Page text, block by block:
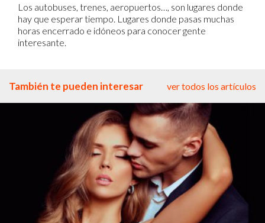
Los autobuses, trenes, aeropuertos…, son lugares donde
hay que esperar tiempo. Lugares donde pasas muchas
horas encerrado e idóneos para conocer gente
interesante.
También te pueden interesar ver todos los artículos